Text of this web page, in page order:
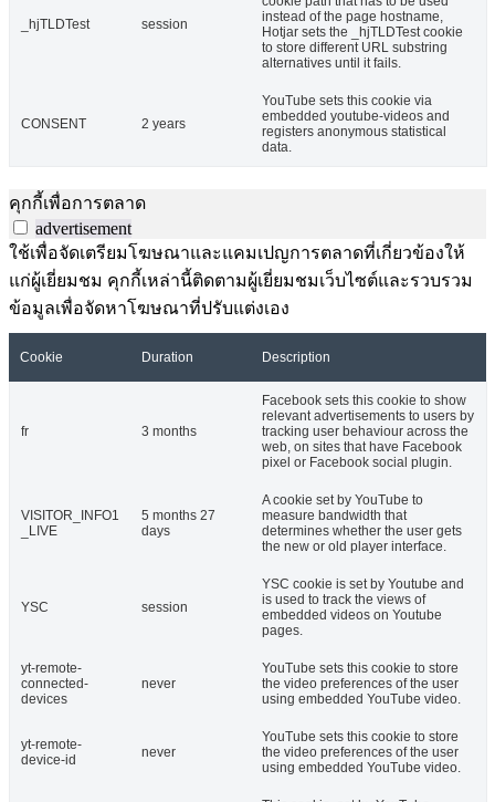
_hjTLDTest session
instead of the page hostname,
Hotjar sets the _hjTLDTest cookie
to store different URL substring
alternatives until it fails.
CONSENT 2 years
YouTube sets this cookie via
embedded youtube-videos and
registers anonymous statistical
data.
คุกกี้เพื่อการตลาด
advertisement
ใช้เพื่อจัดเตรียมโฆษณาและแคมเปญการตลาดที่เกี่ยวข้องให้
แก่ผู้เยี่ยมชม คุกกี้เหล่านี้ติดตามผู้เยี่ยมชมเว็บไซต์และรวบรวม
ข้อมูลเพื่อจัดหาโฆษณาที่ปรับแต่งเอง
Cookie Duration Description
fr 3 months
Facebook sets this cookie to show
relevant advertisements to users by
tracking user behaviour across the
web, on sites that have Facebook
pixel or Facebook social plugin.
VISITOR_INFO1
_LIVE
5 months 27
days
A cookie set by YouTube to
measure bandwidth that
determines whether the user gets
the new or old player interface.
YSC session
YSC cookie is set by Youtube and
is used to track the views of
embedded videos on Youtube
pages.
yt-remote-
connected-
devices
never
YouTube sets this cookie to store
the video preferences of the user
using embedded YouTube video.
yt-remote-
device-id
never
YouTube sets this cookie to store
the video preferences of the user
using embedded YouTube video.